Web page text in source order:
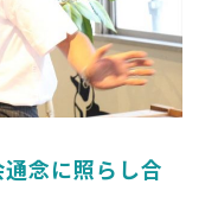
念に照らし合